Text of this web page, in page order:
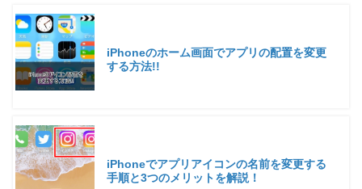
iPhoneのホーム画面でアプリの配置を変更
する方法!!
iPhoneでアプリアイコンの名前を変更する
手順と3つのメリットを解説！